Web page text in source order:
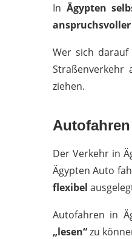
In Ägypten
Wer sich
Straßenverkehr
ziehen.
Der Verkehr in
Ägypten Auto
flexibel
Autofahren in
„lesen“zu